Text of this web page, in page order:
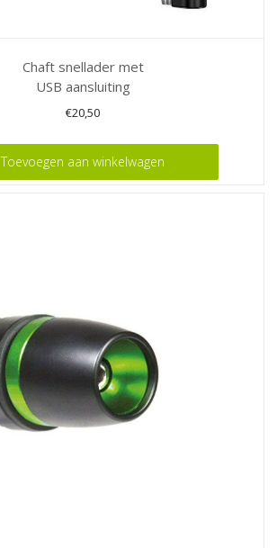
Chaft snellader met
USB aansluiting
€20,50
Toevoegen aan winkelwagen